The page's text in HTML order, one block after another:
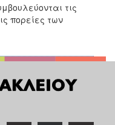
τις
πορείες των